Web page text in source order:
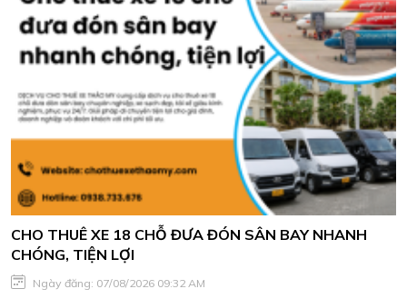
CHO THUÊ XE 18 CHỖ ĐƯA ĐÓN SÂN BAY NHANH
CHÓNG, TIỆN LỢI
Ngày đăng: 07/08/2026 09:32 AM